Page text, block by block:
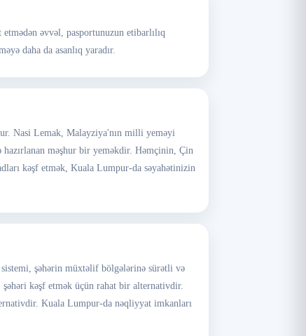
əvvəl, pasportunuzun etibarlılıq
daha da asanlıq yaradır.
Nasi Lemak, Malayziya'nın milli yeməyi
hazırlanan məşhur bir yeməkdir. Həmçinin, Çin
kəşf etmək, Kuala Lumpur-da səyahətinizin
şəhərin müxtəlif bölgələrinə sürətli və
kəşf etmək üçün rahat bir alternativdir.
Kuala Lumpur-da nəqliyyat imkanları